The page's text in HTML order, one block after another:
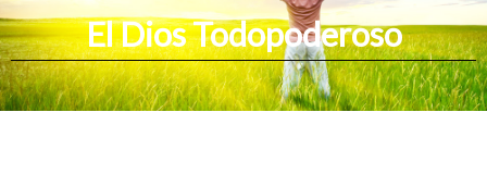
El Dios Todopoderoso